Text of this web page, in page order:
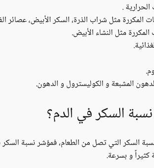
.
المكررة مثل شراب الذرة، السكر الأبيض، عصائر
المكررة مثل النشاء الأبيض.
المشبعة و الكوليسترول و الدهون.
السكر في الدم؟
السكر التي تصل من الطعام، فمؤشر نسبة
كثيراً و بسرعة.